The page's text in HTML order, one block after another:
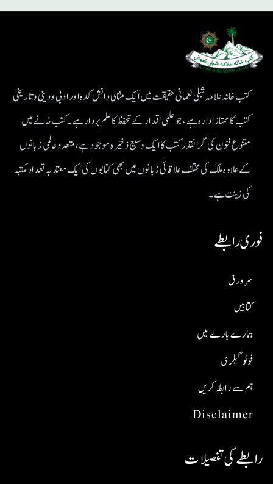
کتب خانہ علامہ شبلی نعمانی حقیقت میں ایک مثالی دانش کدہ اور ادبی ودینی و تاریخی
کتب کا ممتاز ادارہ ہے، جو علمی اقدار کے تحفظ کا علم بردار ہے۔کتب خانے میں
متنوع فنون کی گرانقدر کتب کا ایک وسیع ذخیرہ موجود ہے، متعدد عالمی زبانوں
کے علاوہ ملک کی مختلف علاقائی زبانوں میں بھی کتابوں کی ایک معتد بہ تعداد مکتبہ
کی زینت ہے۔
فوری رابطے
Disclaimer
ہم سے رابطہ کریں
فوٹو گیلری
ہمارے بارے میں
کتابیں
سر ورق
رابطے کی تفصیلات